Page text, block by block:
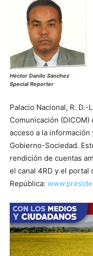
Héctor Danilo Sánchez
Special Reporter
Palacio Nacional, R.
Comunicación
acceso a la
Gobierno-Sociedad.
rendición de cuentas
el canal 4RD y el portal
República: